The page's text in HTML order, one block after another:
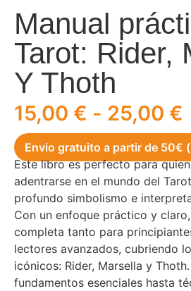
Manual
Tarot: Rider,
Y Thoth
15,00 € - 25,00 €
Envio gratuito a partir de 50€
Este libro es perfecto para
adentrarse en el mundo del
profundo simbolismo e
Con un enfoque práctico y
completa tanto para
lectores avanzados, cubriendo
icónicos: Rider, Marsella y
fundamentos esenciales hasta